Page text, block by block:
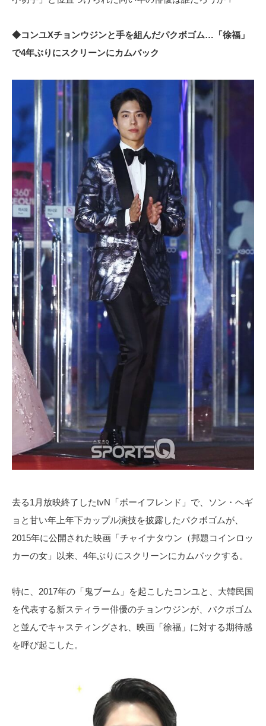
◆コンユXチョンウジンと手を組んだパクボゴム…「徐福」
で4年ぶりにスクリーンにカムバック
去る1月放映終了したtvN「ボーイフレンド」で、ソン・ヘギ
ョと甘い年上年下カップル演技を披露したパクボゴムが、
2015年に公開された映画「チャイナタウン（邦題コインロッ
カーの女」以来、4年ぶりにスクリーンにカムバックする。
特に、2017年の「鬼ブーム」を起こしたコンユと、大韓民国
を代表する新スティラー俳優のチョンウジンが、パクボゴム
と並んでキャスティングされ、映画「徐福」に対する期待感
を呼び起こした。